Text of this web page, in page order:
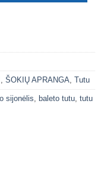
ŠOKIŲ APRANGA Tutu
sijonėlis baleto tutu tutu